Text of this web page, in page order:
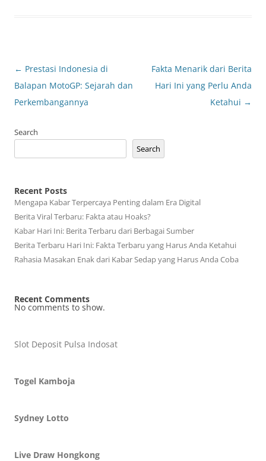
Post
navigation
← Prestasi Indonesia di
Balapan MotoGP: Sejarah dan
Perkembangannya
Fakta Menarik dari Berita
Hari Ini yang Perlu Anda
Ketahui →
Search
Search
Recent Posts
Mengapa Kabar Terpercaya Penting dalam Era Digital
Berita Viral Terbaru: Fakta atau Hoaks?
Kabar Hari Ini: Berita Terbaru dari Berbagai Sumber
Berita Terbaru Hari Ini: Fakta Terbaru yang Harus Anda Ketahui
Rahasia Masakan Enak dari Kabar Sedap yang Harus Anda Coba
Recent Comments
No comments to show.
Slot Deposit Pulsa Indosat
Togel Kamboja
Sydney Lotto
Live Draw Hongkong